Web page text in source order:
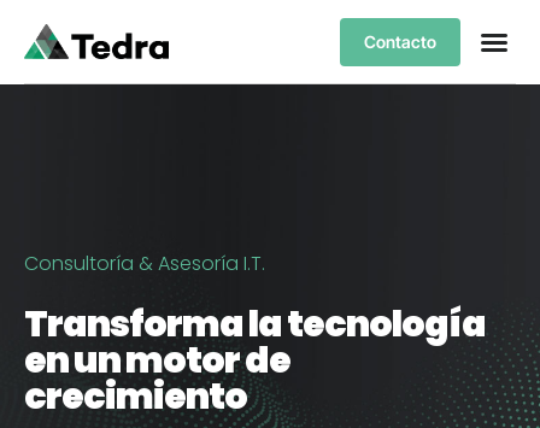
Contacto
Consultoría & Asesoría I.T.
Transforma la tecnología
en un motor de
crecimiento